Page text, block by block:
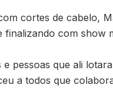
cortes de cabelo,
finalizando com show
pessoas que ali
a todos que